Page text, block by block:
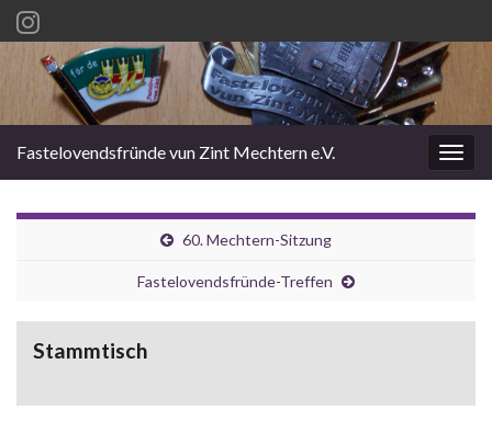
Fastelovendsfründe vun Zint Mechtern e.V.
60. Mechtern-Sitzung
Fastelovendsfründe-Treffen
Stammtisch